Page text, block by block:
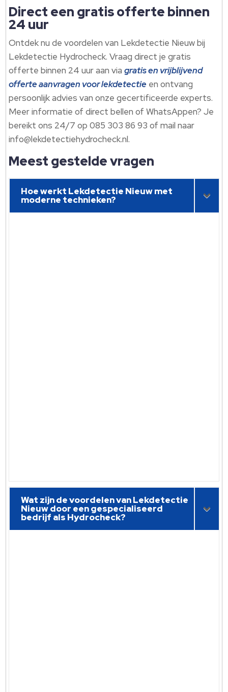
Direct een gratis offerte binnen
24 uur
Ontdek nu de voordelen van Lekdetectie Nieuw bij
Lekdetectie Hydrocheck. Vraag direct je gratis
offerte binnen 24 uur aan viagratis en vrijblijvend
offerte aanvragen voor lekdetectie en ontvang
persoonlijk advies van onze gecertificeerde experts.
Meer informatie of direct bellen of WhatsAppen? Je
bereikt ons 24/7 op 085 303 86 93 of mail naar
info@lekdetectiehydrocheck.nl.
Meest gestelde vragen
Hoe werkt Lekdetectie Nieuw met
moderne technieken?
Wat zijn de voordelen van Lekdetectie
Nieuw door een gespecialiseerd
bedrijf als Hydrocheck?